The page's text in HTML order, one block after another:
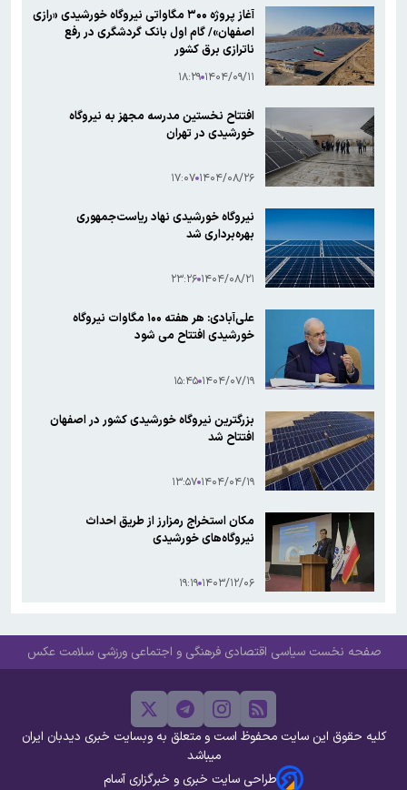
آغاز پروژه ۳۰۰ مگاواتی نیروگاه خورشیدی «رازی
اصفهان»/ گام اول بانک گردشگری در رفع
ناترازی برق کشور
۱۴۰۴/۰۹/۱۱ ۱۸:۲۹
افتتاح نخستین مدرسه مجهز به نیروگاه
خورشیدی در تهران
۱۴۰۴/۰۸/۲۶ ۱۷:۰۷
نیروگاه خورشیدی نهاد ریاست‌جمهوری
بهره‌برداری شد
۱۴۰۴/۰۸/۲۱ ۲۳:۲۶
علی‌آبادی: هر هفته ۱۰۰ مگاوات نیروگاه
خورشیدی افتتاح می شود
۱۴۰۴/۰۷/۱۹ ۱۵:۴۵
بزرگترین نیروگاه خورشیدی کشور در اصفهان
افتتاح شد
۱۴۰۴/۰۴/۱۹ ۱۳:۵۷
مکان استخراج رمزارز از طریق احداث
نیروگاه‌های خورشیدی
۱۴۰۳/۱۲/۰۶ ۱۹:۱۹
صفحه نخست سیاسی اقتصادی فرهنگی و اجتماعی ورزشی سلامت عکس
کلیه حقوق این سایت محفوظ است و متعلق به وبسایت خبری دیدبان ایران
میباشد
طراحی سایت خبری و خبرگزاری آسام